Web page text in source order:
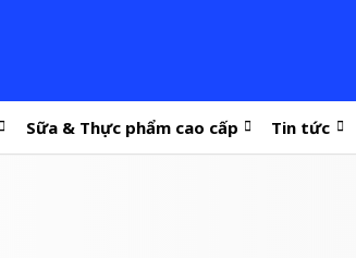
Sữa & Thực phẩm cao cấp Tin tức